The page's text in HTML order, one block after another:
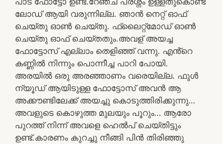
ലോഡ് ആയി വരുന്നില്ല. ഞാൻ നെറ്റ് ഓഫ്
ചെയ്തു ഓൺ ചെയ്തു. ഫ്ലൈറ്റ്മോഡ് ഓൺ
ചെയ്തു ഓഫ് ചെയ്തതും.അവള് അയച്ച
ഫോട്ടോസ് എല്ലാം തെളിഞ്ഞ് വന്നു. എൻ്റെ
കണ്ണിൽ നിന്നും പൊന്നീച്ച പാറി പോയി.
അരയിൽ ഒരു അരഞ്ഞാണം വരെയില്ല. ഫുൾ
ന്യൂഡ് ആയിടുള്ള ഫോട്ടോസ് അവൻ ആ
അക്കൗണ്ടിലേക്ക് അയച്ചു കൊടുത്തിരിക്കുന്നു…
അവളുടെ കൊഴുത്ത മുലയും പൂറും… ആരോ
പുറത്ത് നിന്ന് അവളെ ഹെൽപ് ചെയ്തിട്ടും
ഉണ്ട്.കാരണം കുറച്ചു നീങ്ങി പിൻ തിരിഞ്ഞു